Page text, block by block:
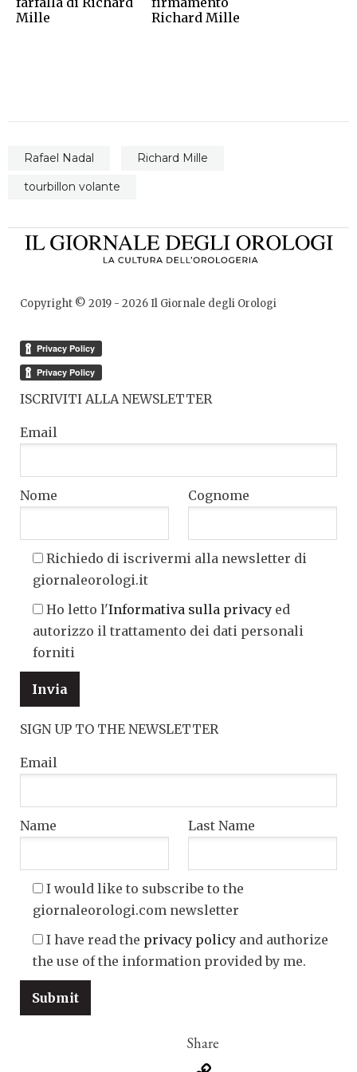
Mille
Richard Mille
Rafael Nadal
Richard Mille
tourbillon volante
Copyright © 2019 - 2026Il Giornale degli Orologi
ISCRIVITI ALLA NEWSLETTER
Email
Nome Cognome
Richiedo di iscrivermi alla newsletter di
giornaleorologi.it
Ho letto l'Informativa sulla privacy ed
autorizzo il trattamento dei dati personali
forniti
SIGN UP TO THE NEWSLETTER
Email
Name Last Name
I would like to subscribe to the
giornaleorologi.com newsletter
I have read the privacy policy and authorize
the use of the information provided by me.